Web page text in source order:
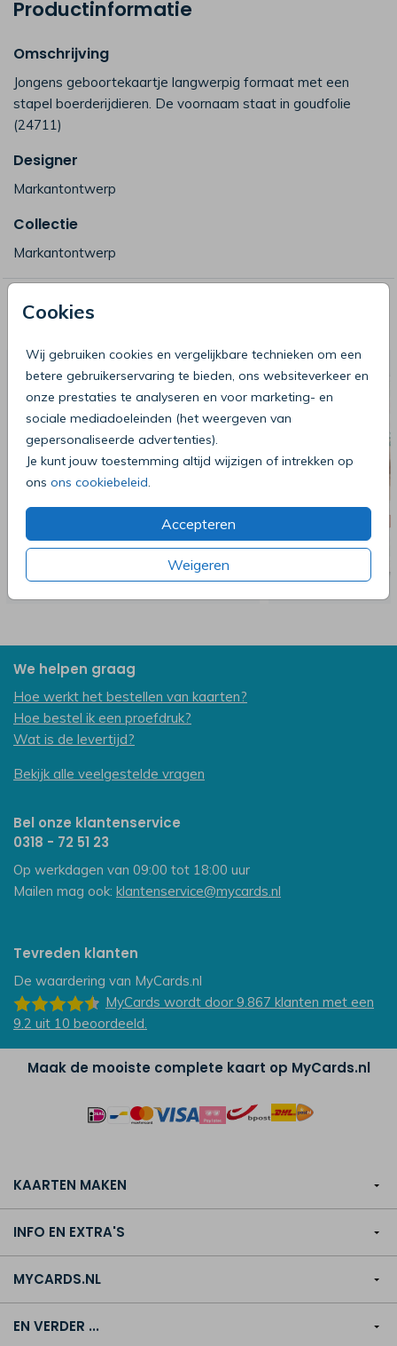
Cookies
Wij gebruiken cookies en vergelijkbare technieken om een
betere gebruikerservaring te bieden, ons websiteverkeer en
onze prestaties te analyseren en voor marketing- en
sociale mediadoeleinden (het weergeven van
gepersonaliseerde advertenties).
Je kunt jouw toestemming altijd wijzigen of intrekken op
ons ons cookiebeleid
Accepteren
Weigeren
Productinformatie
Omschrijving
Jongens geboortekaartje langwerpig formaat met een
stapel boerderijdieren. De voornaam staat in goudfolie
(24711)
Designer
Markantontwerp
Collectie
Markantontwerp
Deze producten zijn wellicht ook iets
We helpen graag
Hoe werkt het bestellen van kaarten?
Hoe bestel ik een proefdruk?
Wat is de levertijd?
Bekijk alle veelgestelde vragen
Bel onze klantenservice
0318 - 72 51 23
Op werkdagen van 09:00 tot 18:00 uur
Mailen mag ook: klantenservice@mycards.nl
Tevreden klanten
De waardering van MyCards.nl
MyCards wordt door 9.867 klanten met een
9.2 uit 10 beoordeeld.
Maak de mooiste complete kaart op MyCards.nl
KAARTEN MAKEN
INFO EN EXTRA'S
MYCARDS.NL
EN VERDER ...